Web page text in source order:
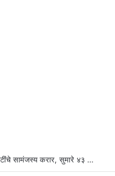
दावोस दौरा शंभर टक्के यशस्वी; ३७ लाख कोटींचे सामंजस्य करार, सुमारे ४३ लाख रोजगारनिर्मिती – उद्योगमंत्री डॉ. उदय सामंत